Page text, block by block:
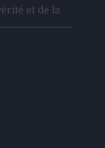
et de la